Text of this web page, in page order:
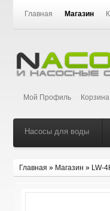
Главная Магазин
Мой Профиль Корзина
Насосы для воды
Главная » Магазин » LW-